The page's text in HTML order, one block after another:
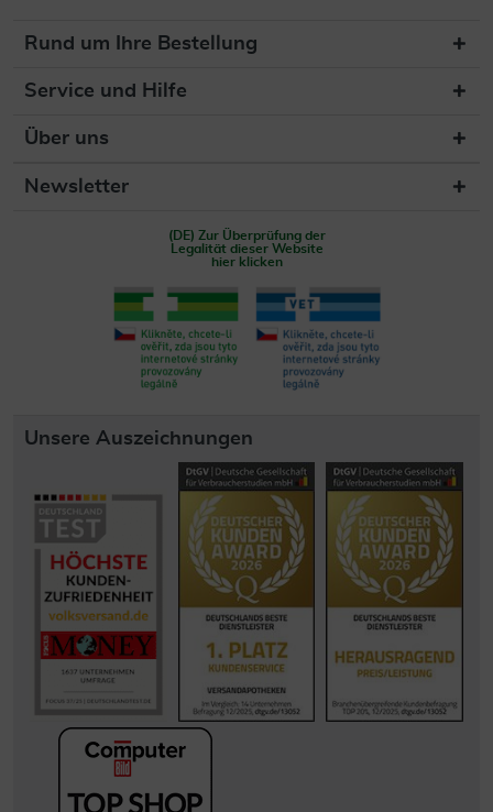
Rund um Ihre Bestellung
Service und Hilfe
Über uns
Newsletter
(DE) Zur Überprüfung der
Legalität dieser Website
hier klicken
Unsere Auszeichnungen